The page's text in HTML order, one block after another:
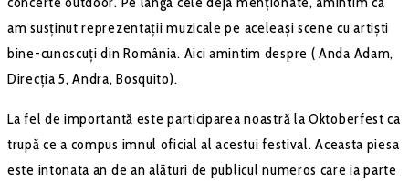
am susținut reprezentații muzicale pe aceleași scene cu artiști
bine-cunoscuți din România. Aici amintim despre ( Anda Adam,
Direcția 5, Andra, Bosquito).
La fel de importantă este participarea noastră la Oktoberfest ca
trupă ce a compus imnul oficial al acestui festival. Aceasta piesa
este intonata an de an alături de publicul numeros care ia parte